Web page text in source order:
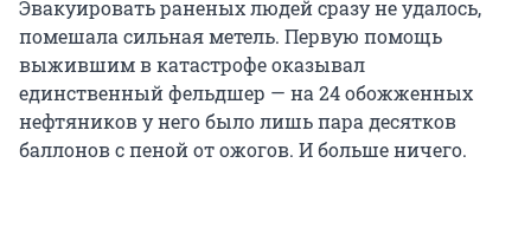
Эвакуировать раненых людей сразу не удалось,
помешала сильная метель. Первую помощь
выжившим в катастрофе оказывал
единственный фельдшер — на 24 обожженных
нефтяников у него было лишь пара десятков
баллонов с пеной от ожогов. И больше ничего.